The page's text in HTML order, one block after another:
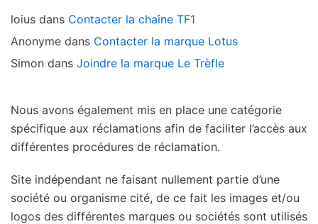
loius dans Contacter la chaîne TF1
Anonyme dans Contacter la marque Lotus
Simon dans Joindre la marque Le Trèfle
Nous avons également mis en place une catégorie
spécifique aux réclamations afin de faciliter l’accès aux
différentes procédures de réclamation.
Site indépendant ne faisant nullement partie d’une
société ou organisme cité, de ce fait les images et/ou
logos des différentes marques ou sociétés sont utilisés